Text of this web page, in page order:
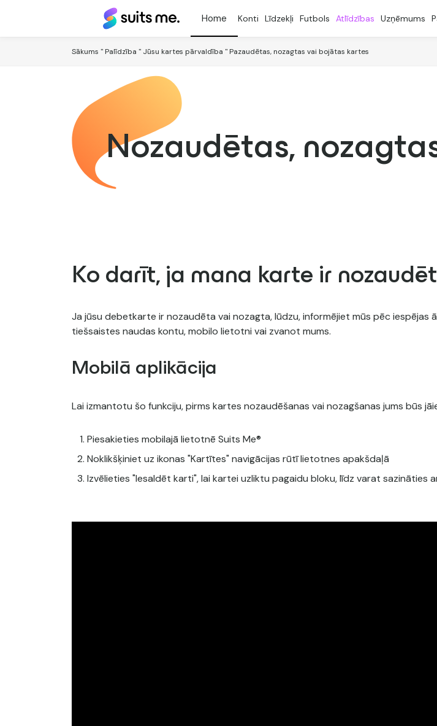
Suits
Me® Konti Līdzekļi Futbols Atlīdzības Uzņēmums
Sākums " Palīdzība " Jūsu kartes pārvaldība " Pazaudētas, nozagtas vai bojātas kartes
Nozaudētas,
Ko darīt, ja mana karte ir
Ja jūsu debetkarte ir nozaudēta vai nozagta, lūdzu, informējiet mūs pēc
tiešsaistes naudas kontu, mobilo lietotni vai zvanot mums.
Mobilā aplikācija
Lai izmantotu šo funkciju, pirms kartes nozaudēšanas vai nozagšanas jums būs
Piesakieties mobilajā lietotnē Suits Me®
Noklikšķiniet uz ikonas "Kartītes" navigācijas rūtī lietotnes apakšdaļā
Izvēlieties "Iesaldēt karti", lai kartei uzliktu pagaidu bloku, līdz varat sazināties